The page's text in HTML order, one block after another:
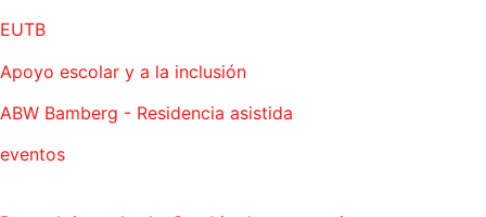
EUTB
Apoyo escolar y a la inclusión
ABW Bamberg - Residencia asistida
eventos